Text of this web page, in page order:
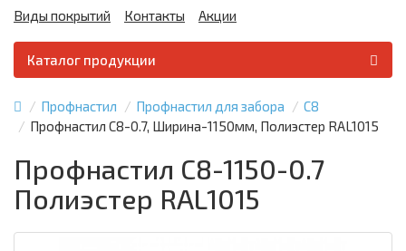
Виды покрытий
Контакты Акции
Каталог продукции
Профнастил Профнастил для забора
С8
Профнастил С8-0.7, Ширина-1150мм, Полиэстер RAL1015
Профнастил С8-1150-0.7
Полиэстер RAL1015